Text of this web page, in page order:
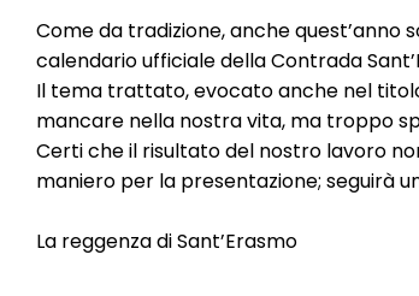
Come da tradizione, anche
calendario ufficiale della Contrada
Il tema trattato, evocato anche nel
mancare nella nostra vita, ma troppo
Certi che il risultato del nostro lavoro
maniero per la presentazione; seguirà
La reggenza di Sant’Erasmo